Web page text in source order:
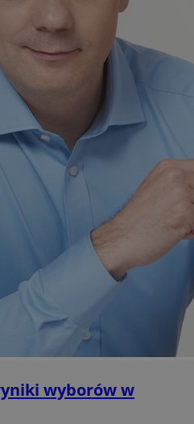
wyborów w